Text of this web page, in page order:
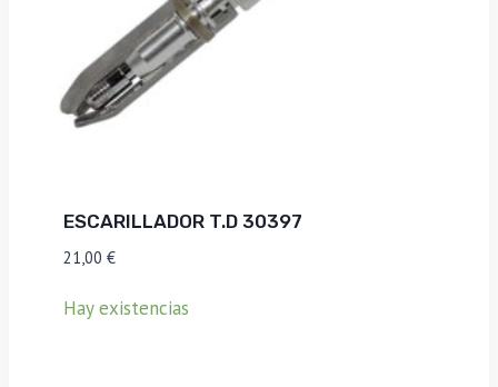
ESCARILLADOR T.D 30397
21,00 €
Hay existencias